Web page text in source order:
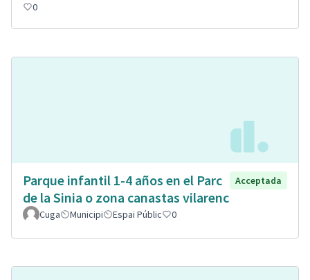
0
Parque infantil 1-4 años en el Parc
de la Sinia o zona canastas vilarenc
Acceptada
Cuga Municipi Espai Públic 0